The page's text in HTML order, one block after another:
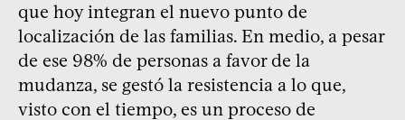
que hoy integran el nuevo punto de
localización de las familias. En medio, a pesar
de ese 98% de personas a favor de la
mudanza, se gestó la resistencia a lo que,
visto con el tiempo, es un proceso de